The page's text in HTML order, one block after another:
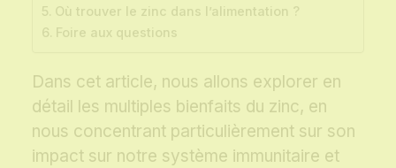
Où trouver le zinc dans l’alimentation ?
Foire aux questions
Dans cet article, nous allons explorer en
détail les multiples bienfaits du zinc, en
nous concentrant particulièrement sur son
impact sur notre système immunitaire et